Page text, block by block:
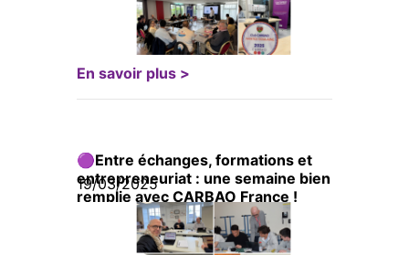
En savoir plus >
🟣Entre échanges, formations et
entrepreneuriat : une semaine bien
remplie avec CARBAO France !
19/03/2025